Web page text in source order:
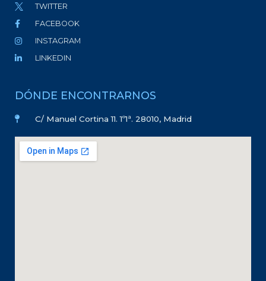
TWITTER
FACEBOOK
INSTAGRAM
LINKEDIN
DÓNDE ENCONTRARNOS
C/ Manuel Cortina 11. 1º1ª. 28010, Madrid